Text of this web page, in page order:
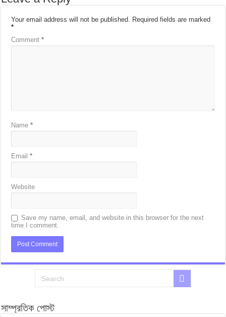
Your email address will not be published. Required fields are marked
*
Comment*
Name*
Email*
Website
Save my name, email, and website in this browser for the next
time I comment.
সাম্প্রতিক পোস্ট